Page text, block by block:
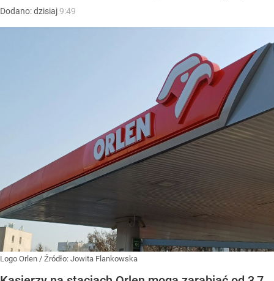
Dodano:dzisiaj9:49
Logo Orlen / Źródło: Jowita Flankowska